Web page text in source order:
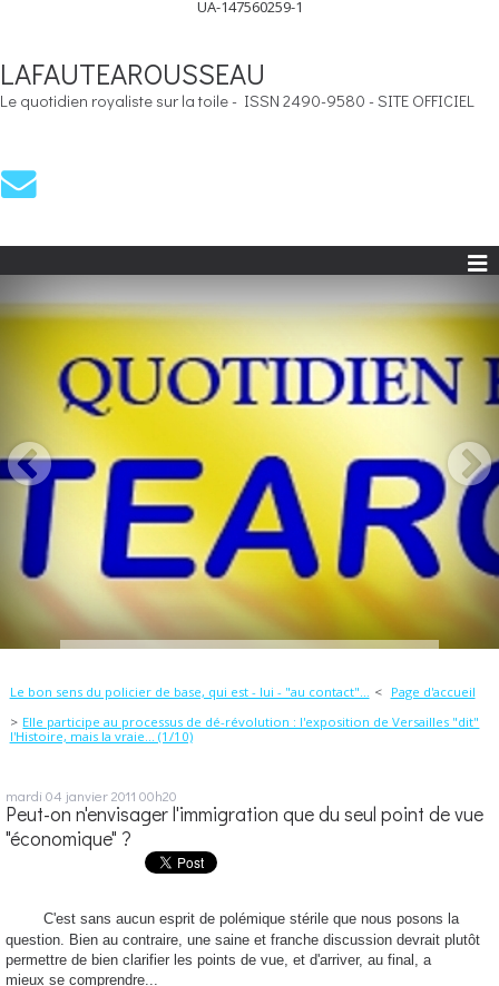
UA-147560259-1
LAFAUTEAROUSSEAU
Le quotidien royaliste sur la toile - ISSN 2490-9580 - SITE OFFICIEL
Le bon sens du policier de base, qui est - lui - "au contact"...
Page d'accueil
Elle participe au processus de dé-révolution : l'exposition de Versailles "dit"
l'Histoire, mais la vraie... (1/10)
mardi 04 janvier 2011 00h20
Peut-on n'envisager l'immigration que du seul point de vue
"économique" ?
C'est sans aucun esprit de polémique stérile que nous posons la
question. Bien au contraire, une saine et franche discussion devrait plutôt
permettre de bien clarifier les points de vue, et d'arriver, au final, a
mieux se comprendre...